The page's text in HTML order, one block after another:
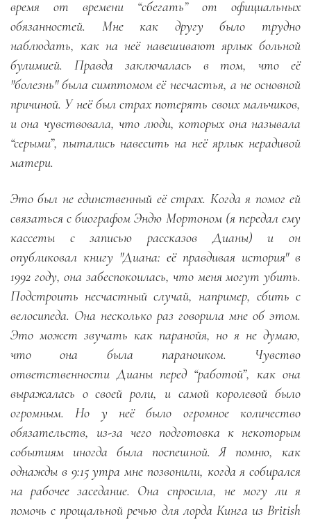
время от времени “cбегать” от официальных
обязанностей. Мне как другу было трудно
наблюдать, как на неё навешивают ярлык больной
булимией. Правда заключалась в том, что её
"болезнь" была симптомом её несчастья, а не основной
причиной. У неё был страх потерять своих мальчиков,
и она чувствовала, что люди, которых она называла
“серыми”, пытались навесить на неё ярлык нерадивой
матери.
Это был не единственный её страх. Когда я помог ей
связаться с биографом Эндю Мортоном (я передал ему
кассеты с записью рассказов Дианы) и он
опубликовал книгу "Диана: её правдивая история" в
1992 году, она забеспокоилась, что меня могут убить.
Подстроить несчастный случай, например, сбить с
велосипеда. Она несколько раз говорила мне об этом.
Это может звучать как паранойя, но я не думаю,
что она была параноиком. Чувство
ответственности Дианы перед “работой”, как она
выражалась о своей роли, и самой королевой было
огромным. Но у неё было огромное количество
обязательств, из-за чего подготовка к некоторым
событиям иногда была поспешной. Я помню, как
однажды в 9:15 утра мне позвонили, когда я собирался
на рабочее заседание. Она спросила, не могу ли я
помочь с прощальной речью для лорда Кинга из British